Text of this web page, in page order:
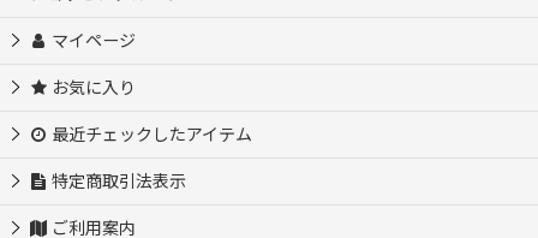
マイページ
お気に入り
最近チェックしたアイテム
特定商取引法表示
ご利用案内